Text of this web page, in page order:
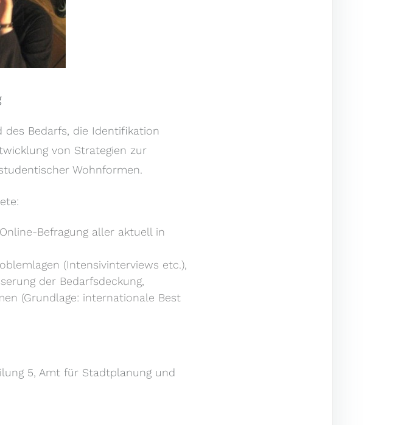
des Bedarfs, die Identifikation
von Strategien zur
Wohnformen.
Befragung aller aktuell in
(Intensivinterviews etc.),
der Bedarfsdeckung,
(Grundlage: internationale Best
5, Amt für Stadtplanung und